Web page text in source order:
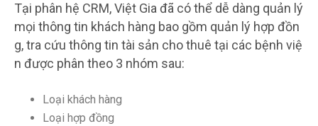
Tại phân hệ CRM, Việt Gia đã có thể dễ dàng quản lý
mọi thông tin khách hàng bao gồm quản lý hợp đồn
g, tra cứu thông tin tài sản cho thuê tại các bệnh việ
n được phân theo 3 nhóm sau:
Loại khách hàng
Loại hợp đồng